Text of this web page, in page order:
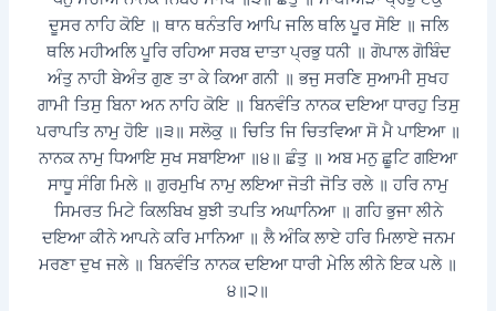
ਦੂਸਰ ਨਾਹਿ ਕੋਇ ॥ ਥਾਨ ਥਨੰਤਰਿ ਆਪਿ ਜਲਿ ਥਲਿ ਪੂਰ ਸੋਇ ॥ ਜਲਿ
ਥਲਿ ਮਹੀਅਲਿ ਪੂਰਿ ਰਹਿਆ ਸਰਬ ਦਾਤਾ ਪ੍ਰਭੁ ਧਨੀ ॥ ਗੋਪਾਲ ਗੋਬਿੰਦ
ਅੰਤੁ ਨਾਹੀ ਬੇਅੰਤ ਗੁਣ ਤਾ ਕੇ ਕਿਆ ਗਨੀ ॥ ਭਜੁ ਸਰਣਿ ਸੁਆਮੀ ਸੁਖਹ
ਗਾਮੀ ਤਿਸੁ ਬਿਨਾ ਅਨ ਨਾਹਿ ਕੋਇ ॥ ਬਿਨਵੰਤਿ ਨਾਨਕ ਦਇਆ ਧਾਰਹੁ ਤਿਸੁ
ਪਰਾਪਤਿ ਨਾਮੁ ਹੋਇ ॥੩॥ ਸਲੋਕੁ ॥ ਚਿਤਿ ਜਿ ਚਿਤਵਿਆ ਸੋ ਮੈ ਪਾਇਆ ॥
ਨਾਨਕ ਨਾਮੁ ਧਿਆਇ ਸੁਖ ਸਬਾਇਆ ॥੪॥ ਛੰਤੁ ॥ ਅਬ ਮਨੁ ਛੂਟਿ ਗਇਆ
ਸਾਧੂ ਸੰਗਿ ਮਿਲੇ ॥ ਗੁਰਮੁਖਿ ਨਾਮੁ ਲਇਆ ਜੋਤੀ ਜੋਤਿ ਰਲੇ ॥ ਹਰਿ ਨਾਮੁ
ਸਿਮਰਤ ਮਿਟੇ ਕਿਲਬਿਖ ਬੁਝੀ ਤਪਤਿ ਅਘਾਨਿਆ ॥ ਗਹਿ ਭੁਜਾ ਲੀਨੇ
ਦਇਆ ਕੀਨੇ ਆਪਨੇ ਕਰਿ ਮਾਨਿਆ ॥ ਲੈ ਅੰਕਿ ਲਾਏ ਹਰਿ ਮਿਲਾਏ ਜਨਮ
ਮਰਣਾ ਦੁਖ ਜਲੇ ॥ ਬਿਨਵੰਤਿ ਨਾਨਕ ਦਇਆ ਧਾਰੀ ਮੇਲਿ ਲੀਨੇ ਇਕ ਪਲੇ ॥
੪॥੨॥